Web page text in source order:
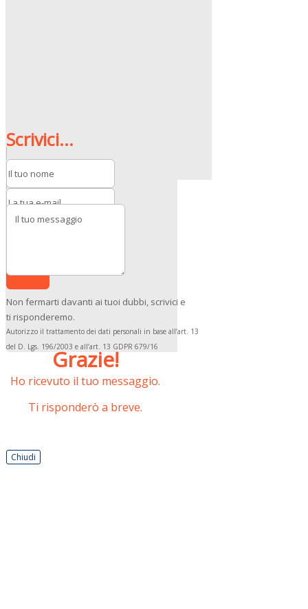
Scrivici...
Non fermarti davanti ai tuoi dubbi, scrivici e
ti risponderemo.
Autorizzo il trattamento dei dati personali in base all’art. 13
del D. Lgs. 196/2003 e all’art. 13 GDPR 679/16
Grazie!
Ho ricevuto il tuo messaggio.
Ti risponderò a breve.
Chiudi